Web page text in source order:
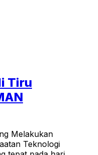
Tiru
Melakukan
Teknologi